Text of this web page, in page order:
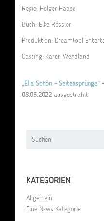
Regie: Holger Haase
Buch: Elke Rössler
Produktion: Dreamtool
Casting: Karen Wendland
„Ella Schön – Seitensprünge“
08.05.2022 ausgestrahlt.
KATEGORIEN
Allgemein
Eine News Kategorie